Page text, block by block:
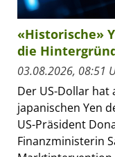
«Historische»
die
03.08.2026, 08:51
Der US-Dollar hat
japanischen Yen
US-Präsident
Finanzministerin